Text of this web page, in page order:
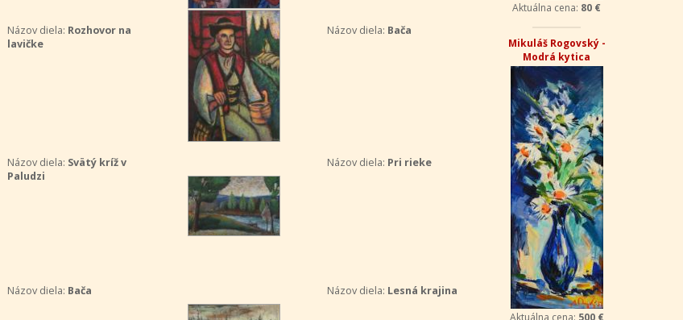
Názov diela: Rozhovor na
lavičke
Názov diela: Bača
Názov diela: Svätý kríž v
Paludzi
Názov diela: Pri rieke
Názov diela: Bača Názov diela: Lesná krajina
Aktuálna cena: 80 €
Mikuláš Rogovský -
Modrá kytica
Aktuálna cena: 500 €